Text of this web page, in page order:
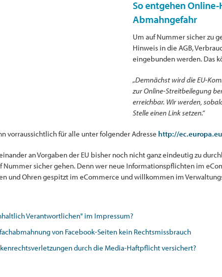
So entgehen
Abmahngefahr
Um auf Nummer sicher zu
Hinweis in die AGB,
eingebunden werden. Das
„Demnächst wird die EU-
zur Online-Streitbeilegung
erreichbar. Wir werden,
Stelle einen Link setzen.“
vorraussichtlich für alle unter folgender Adresse http://
an Vorgaben der EU bisher noch nicht ganz eindeutig zu
sicher gehen. Denn wer neue Informationspflichten im
und Ohren gespitzt im eCommerce und willkommen im
Verantwortlichen" im Impressum?
von Facebook-Seiten kein Rechtsmissbrauch
durch die Media-Haftpflicht versichert?